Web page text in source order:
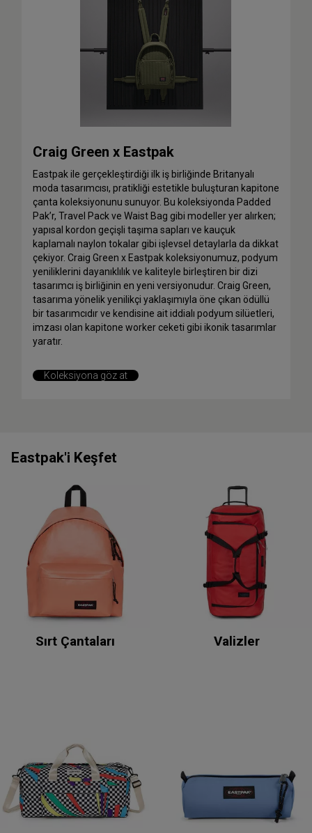
Craig Green x Eastpak
Eastpak ile gerçekleştirdiği ilk iş birliğinde Britanyalı
moda tasarımcısı, pratikliği estetikle buluşturan kapitone
çanta koleksiyonunu sunuyor. Bu koleksiyonda Padded
Pak’r, Travel Pack ve Waist Bag gibi modeller yer alırken;
yapısal kordon geçişli taşıma sapları ve kauçuk
kaplamalı naylon tokalar gibi işlevsel detaylarla da dikkat
çekiyor. Craig Green x Eastpak koleksiyonumuz, podyum
yeniliklerini dayanıklılık ve kaliteyle birleştiren bir dizi
tasarımcı iş birliğinin en yeni versiyonudur. Craig Green,
tasarıma yönelik yenilikçi yaklaşımıyla öne çıkan ödüllü
bir tasarımcıdır ve kendisine ait iddialı podyum silüetleri,
imzası olan kapitone worker ceketi gibi ikonik tasarımlar
yaratır.
Koleksiyona göz at
Eastpak'i Keşfet
Sırt Çantaları Valizler